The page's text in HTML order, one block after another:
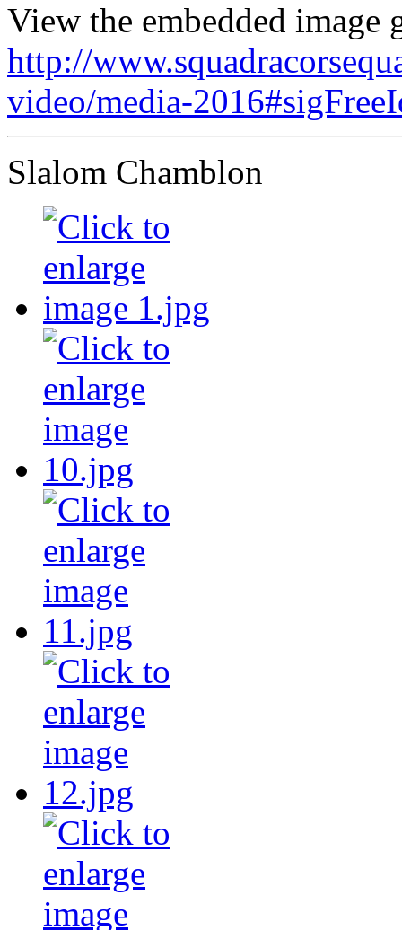
View the embedded image
http://
video/media-
Slalom Chamblon